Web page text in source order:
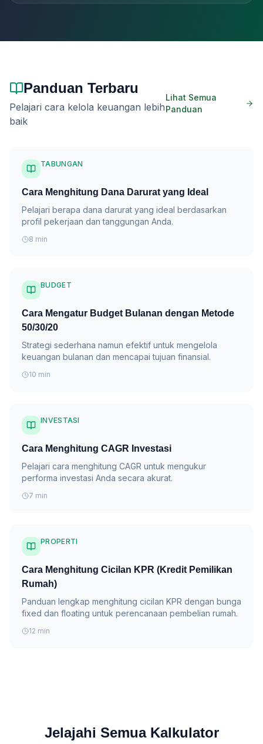
Panduan Terbaru
Pelajari cara kelola keuangan lebih
baik
Lihat Semua
Panduan
TABUNGAN
Cara Menghitung Dana Darurat yang Ideal
Pelajari berapa dana darurat yang ideal berdasarkan
profil pekerjaan dan tanggungan Anda.
8 min
BUDGET
Cara Mengatur Budget Bulanan dengan Metode
50/30/20
Strategi sederhana namun efektif untuk mengelola
keuangan bulanan dan mencapai tujuan finansial.
10 min
INVESTASI
Cara Menghitung CAGR Investasi
Pelajari cara menghitung CAGR untuk mengukur
performa investasi Anda secara akurat.
7 min
PROPERTI
Cara Menghitung Cicilan KPR (Kredit Pemilikan
Rumah)
Panduan lengkap menghitung cicilan KPR dengan bunga
fixed dan floating untuk perencanaan pembelian rumah.
12 min
Jelajahi Semua Kalkulator